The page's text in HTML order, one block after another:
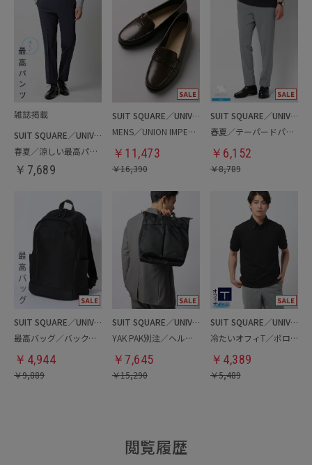
SUIT SQUARE／UNIVERSAL LANGUAGE
春夏／涼しい最高パンツ
￥ 7,689
SUIT SQUARE／UNIVERSAL LANGUAGE
MENS／UNION IMPERIAL監修／コインローファー
￥ 11,473
￥16,390
SUIT SQUARE／UNIVERSAL LANGUAGE
春夏／テーパードパンツ
￥ 6,152
￥8,789
SUIT SQUARE／UNIVERSAL LANGUAGE
最高バッグ／バックパック
￥ 4,944
￥9,889
SUIT SQUARE／UNIVERSAL LANGUAGE
YAK PAK別注／ヘルメットバッグ
￥ 7,645
￥15,290
SUIT SQUARE／UNIVERSAL LANGUAGE
冷たいオフィT／ポロシャツ
￥ 4,389
￥5,489
閲覧履歴